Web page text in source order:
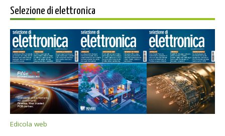
Selezione di elettronica
Edicola web